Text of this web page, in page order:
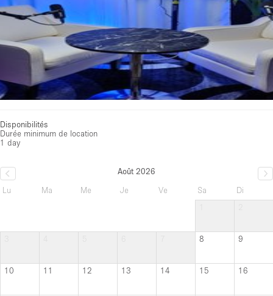
Disponibilités
Durée minimum de location
1 day
Août 2026
Lu
Ma Me Je Ve Sa
Di
8 9
10 11 12 13 14 15 16